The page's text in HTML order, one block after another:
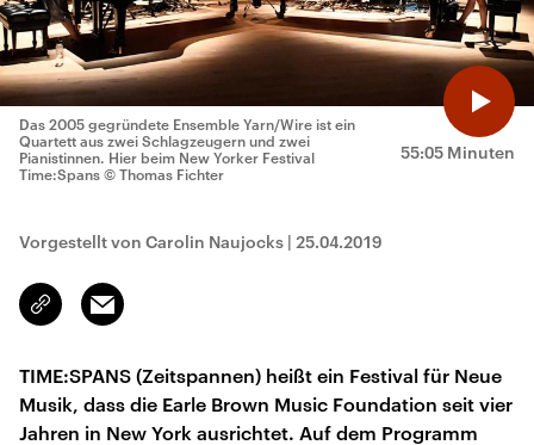
55:05 Minuten
Das 2005 gegründete Ensemble Yarn/Wire ist ein
Quartett aus zwei Schlagzeugern und zwei
Pianistinnen. Hier beim New Yorker Festival
Time:Spans © Thomas Fichter
Vorgestellt von Carolin Naujocks | 25.04.2019
Link
kopieren/teilen
Email
TIME:SPANS (Zeitspannen) heißt ein Festival für Neue
Musik, dass die Earle Brown Music Foundation seit vier
Jahren in New York ausrichtet. Auf dem Programm